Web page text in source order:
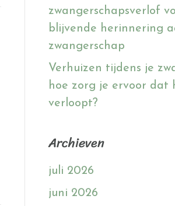
zwangerschapsverlof
blijvende herinnering
zwangerschap
Verhuizen tijdens je
hoe zorg je ervoor dat
verloopt?
Archieven
juli 2026
juni 2026